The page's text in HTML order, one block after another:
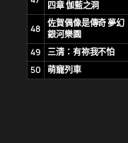
四章 伽藍之洞
48 佐賀偶像是傳奇 夢幻
銀河樂園
49 三清：有祢我不怕
50 萌寵列車